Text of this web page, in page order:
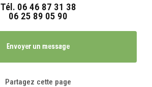
Tél. 06 46 87 31 38
06 25 89 05 90
Envoyer un message
Partagez cette page